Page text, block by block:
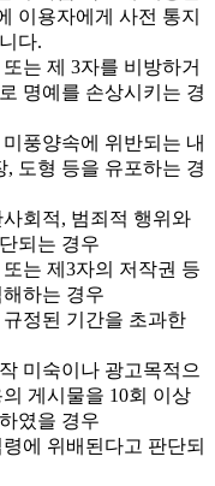
이용자에게 사전 통지
다.
는 제 3자를 비방하거
명예를 손상시키는 경
풍양속에 위반되는 내
, 도형 등을 유포하는 경
회적, 범죄적 행위와
되는 경우
는 제3자의 저작권 등
하는 경우
정된 기간을 초과한
미숙이나 광고목적으
게시물을 10회 이상
였을 경우
에 위배된다고 판단되